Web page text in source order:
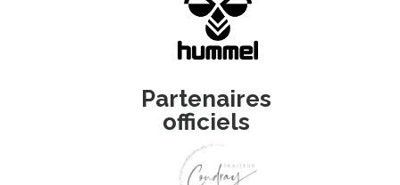
Partenaires
officiels